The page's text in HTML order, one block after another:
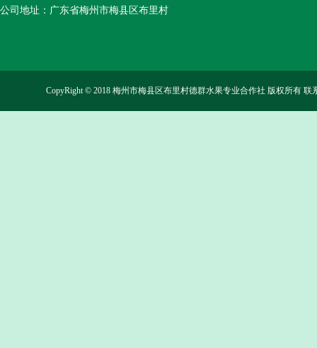
公司地址：广东省梅州市梅县区布里村
CopyRight © 2018 梅州市梅县区布里村德群水果专业合作社 版权所有